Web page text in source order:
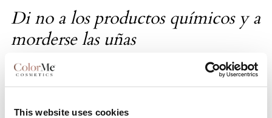
This website uses cookies
Di no a los productos químicos y a
morderse las uñas
Evita los productos químicos
La presencia de productos químicos agresivos en
los materiales de limpieza puede comprometer la